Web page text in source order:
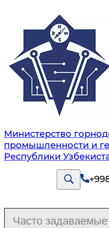
Министерство
промышленности и
Республики
Часто